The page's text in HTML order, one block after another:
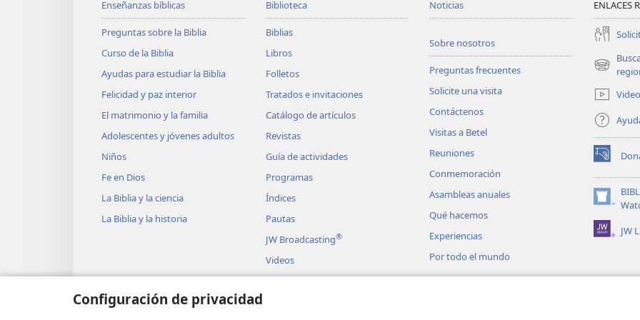
Configuración de privacidad
20 los que con intenciones perversas*hablan contra ti.
Son tus adversarios, que usan tu nombre de manera indigna.
+
21 Oh, Jehová, ¿acaso no odio a los que te odian
y detesto a los que se rebelan contra ti?
22 Odio es todo lo que siento por ellos;
se han convertido en verdaderos enemigos para mí.
23 Examíname a fondo, oh, Dios, y conoce mi corazón. +
Mira dentro de mí y conoce mis pensamientos angustiosos.
24 Observa si hay en mí alguna mala tendencia,* +
por el camino de la eternidad.
Enseñanzas bíblicas
Preguntas sobre la Biblia
Curso de la Biblia
Ayudas para estudiar la Biblia
Felicidad y paz interior
El matrimonio y la familia
Adolescentes y jóvenes adultos
Niños
Fe en Dios
La Biblia y la ciencia
La Biblia y la historia
Biblioteca
Biblias
Libros
Folletos
Tratados e invitaciones
Catálogo de artículos
Revistas
Guía de actividades
Programas
Índices
Pautas
JW Broadcasting®
Videos
Canciones en señas
Noticias
Sobre nosotros
Preguntas frecuentes
Solicite una visita
Contáctenos
Visitas a Betel
Reuniones
Conmemoración
Asambleas anuales
Qué hacemos
Experiencias
Por todo el mundo
ENLACES
(abre
nueva
ventana)
(abre
una
nueva
ventana)
(abre
una
nueva JW